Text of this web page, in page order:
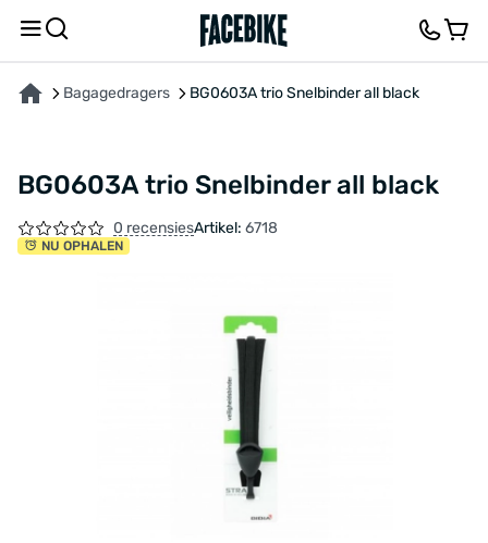
Bagagedragers BG0603A trio Snelbinder all black
BG0603A trio Snelbinder all black
0 recensiesArtikel: 6718
NU OPHALEN
OVER HET PRODUCT FEEDBACK EN VRAGEN